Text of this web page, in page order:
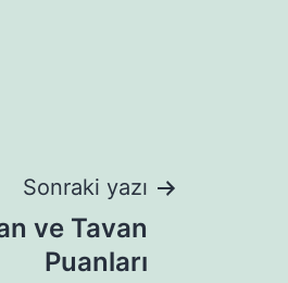
Sonraki yazı
ve Tavan
Puanları